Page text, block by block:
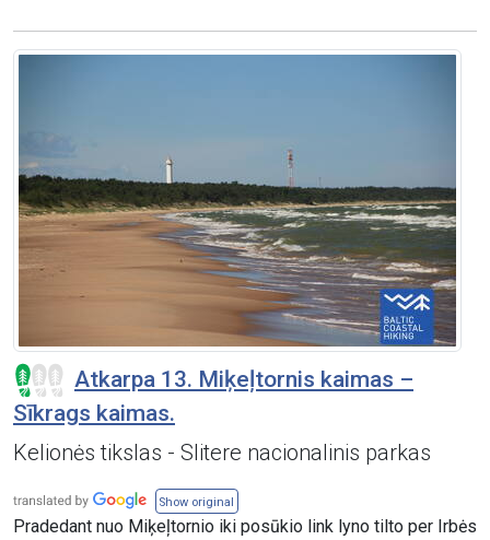
Atkarpa 13. Miķeļtornis kaimas –
Sīkrags kaimas.
Kelionės tikslas - Slitere nacionalinis parkas
Show original
Pradedant nuo Miķeļtornio iki posūkio link lyno tilto per Irbės